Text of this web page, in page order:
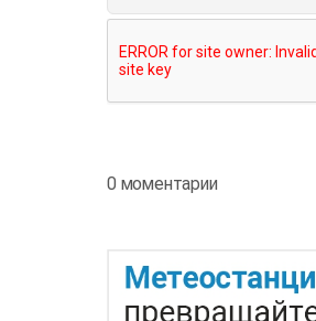
0 моментарии